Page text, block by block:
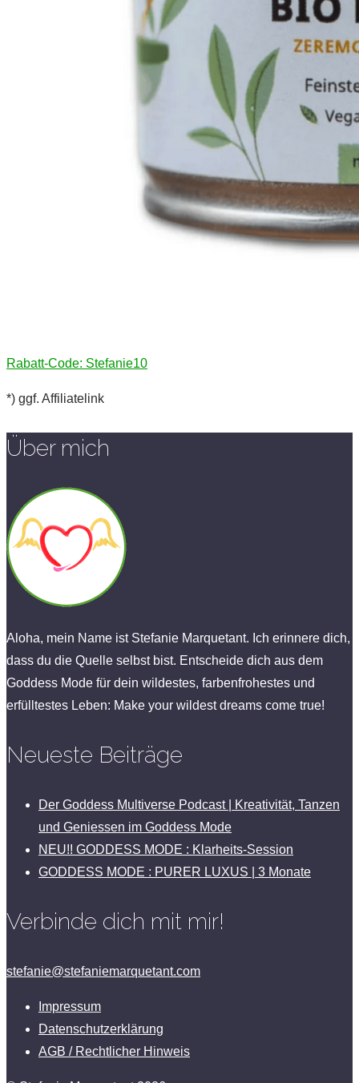
Rabatt-Code: Stefanie10
*) ggf. Affiliatelink
Über mich
Aloha, mein Name ist Stefanie Marquetant. Ich erinnere dich,
dass du die Quelle selbst bist. Entscheide dich aus dem
Goddess Mode für dein wildestes, farbenfrohestes und
erfülltestes Leben: Make your wildest dreams come true!
Neueste Beiträge
Der Goddess Multiverse Podcast | Kreativität, Tanzen
und Geniessen im Goddess Mode
NEU!! GODDESS MODE : Klarheits-Session
GODDESS MODE : PURER LUXUS | 3 Monate
Verbinde dich mit mir!
stefanie@stefaniemarquetant.com
Impressum
Datenschutzerklärung
AGB / Rechtlicher Hinweis